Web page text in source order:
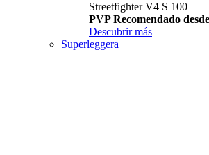
Streetfighter V4 S 100
PVP Recomendado
Descubrir más
Superleggera